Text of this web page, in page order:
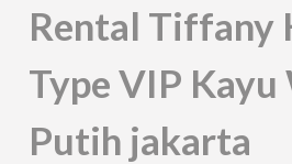
Rental Tiffany
Type VIP Kayu
Putih jakarta